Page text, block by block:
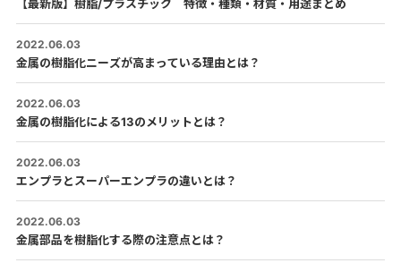
【最新版】樹脂/プラスチック 特徴・種類・材質・用途まとめ
2022.06.03
金属の樹脂化ニーズが高まっている理由とは？
2022.06.03
金属の樹脂化による13のメリットとは？
2022.06.03
エンプラとスーパーエンプラの違いとは？
2022.06.03
金属部品を樹脂化する際の注意点とは？